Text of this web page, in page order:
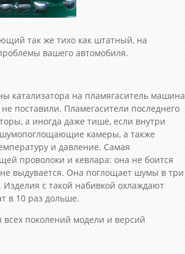
так же тихо как штатный, на
вашего автомобиля.
катализатора на пламягаситель машина
поставили. Пламегасители последнего
а иногда даже тише, если внутри
камеры, а также
и давление. Самая
проволоки и кевлара: она не боится
выдувается. Она поглощает шумы в три
с такой набивкой охлаждают
в 10 раз дольше.
поколений модели и версий